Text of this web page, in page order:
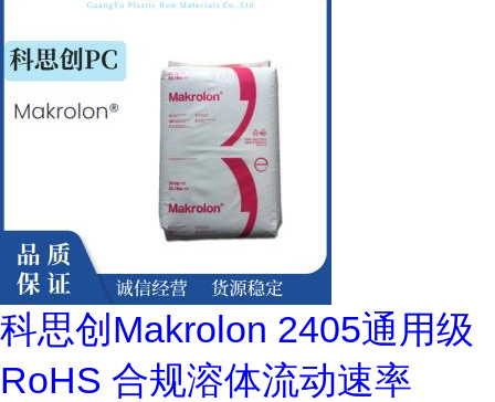
科思创Makrolon 2405通用级
RoHS 合规溶体流动速率